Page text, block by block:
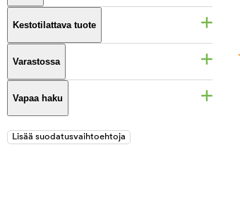
Kestotilattava tuote
Varastossa
Vapaa haku